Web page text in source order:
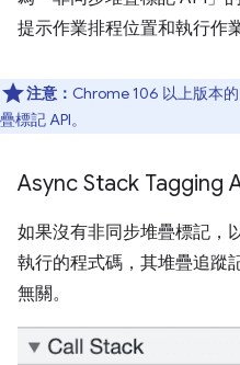
提示作業排程位置和執行作
注意： Chrome 106 以上版本
疊標記 API。
Async Stack Tagging
如果沒有非同步堆疊標記，
執行的程式碼，其堆疊追蹤
無關。